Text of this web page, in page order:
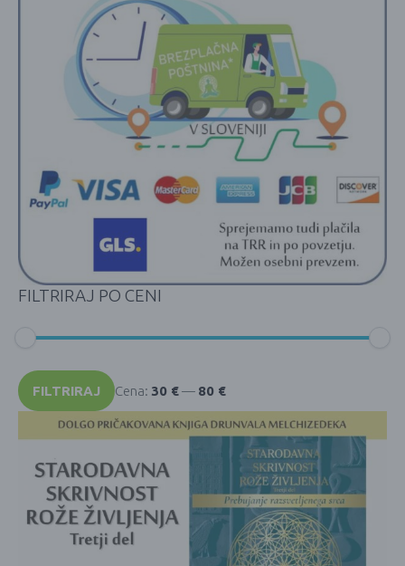
FILTRIRAJ PO CENI
Min
cena
Max
cenaFILTRIRAJ Cena: 30 €— 80 €